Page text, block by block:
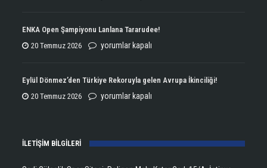
Çifte
Şampiyonluğun
ENKA Open Şampiyonu Lanlana Tararudee!
20 Temmuz 2026
ENKA
Şampiyonu
Lanlana
yorumlar kapalı
Eylül Dönmez’den Türkiye Rekoruyla gelen Avrupa İkinciliği!
20 Temmuz 2026
Eylül
Rekoruyla
yorumlar kapalı
İLETİŞİM BİLGİLERİ